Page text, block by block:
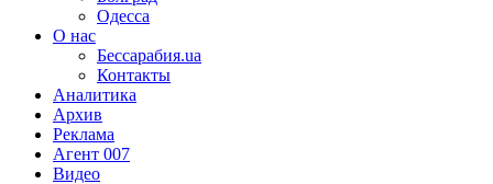
Одесса
О нас
Бессарабия.ua
Контакты
Аналитика
Архив
Реклама
Агент 007
Видео